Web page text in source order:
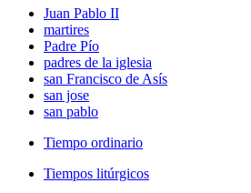
Juan Pablo II
martires
Padre Pío
padres de la iglesia
san Francisco de Asís
san jose
san pablo
Tiempo ordinario
Tiempos litúrgicos